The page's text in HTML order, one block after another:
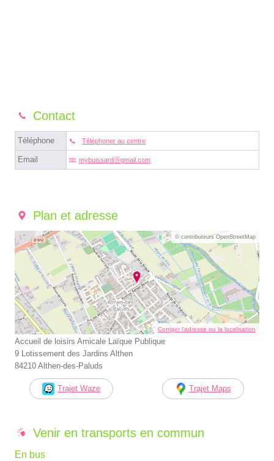
Contact
Téléphone Téléphoner au centre
Email mybuissardⓐgmail.com
Plan et adresse
© contributeurs OpenStreetMap
Corriger l’adresse ou la localisation
Accueil de loisirs Amicale Laïque Publique
9 Lotissement des Jardins Althen
84210 Althen-des-Paluds
Trajet Waze Trajet Maps
Venir en transports en commun
En bus